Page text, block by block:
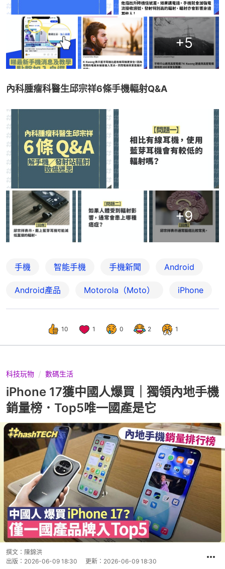
+5
內科腫瘤科醫生邱宗祥6條手機輻射Q&A
+9
手機 智能手機 手機新聞 Android
Android產品 Motorola（Moto） iPhone
10 1 0 2 1
科技玩物 數碼生活
iPhone 17獲中國人爆買｜獨領內地手機
銷量榜．Top5唯一國產是它
撰文： 陳錦洪
出版： 2026-06-09 18:30 更新： 2026-06-09 18:30